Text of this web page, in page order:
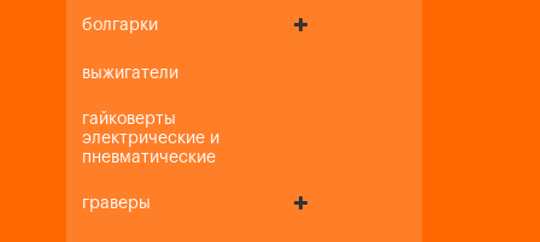
болгарки
выжигатели
гайковерты
электрические и
пневматические
граверы